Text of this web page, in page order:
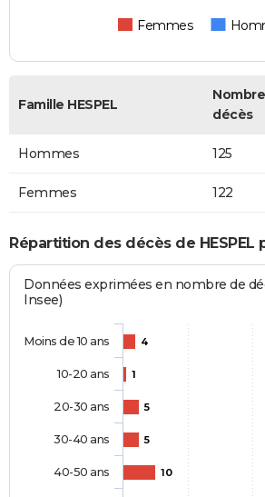
Femmes
Famille HESPEL
décès
Hommes 125
Femmes 122
Répartition des décès de HESPEL
Données exprimées en nombre de
Insee)
4
1
5
5
10
Moins de 10 ans
10-20 ans
20-30 ans
30-40 ans
40-50 ans